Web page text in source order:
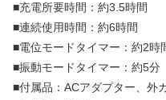
■充電所要時間：約3.5時間
■連続使用時間：約6時間
■電位モードタイマー：約2時
■振動モードタイマー：約5分
■付属品：ACアダプター、外